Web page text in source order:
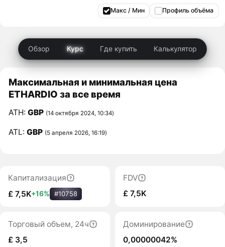
Макс / Мин Профиль объёма
Обзор Курс Где купить Калькулятор
Максимальная и минимальная цена
ETHARDIO за все время
ATH:GBP (14 октября 2024, 10:34)
ATL:GBP (5 апреля 2026, 16:19)
Капитализация
£ 7,5K+16% #10758
FDV
£ 7,5K
Торговый объем, 24ч
£ 3,5
Доминирование
0,00000042%